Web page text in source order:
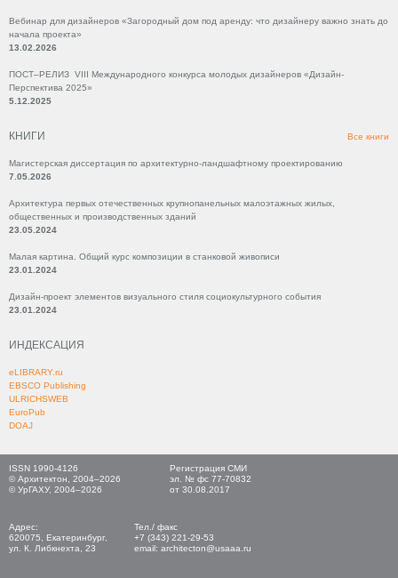
Вебинар для дизайнеров «Загородный дом под аренду: что дизайнеру важно знать до
начала проекта»
13.02.2026
ПОСТ–РЕЛИЗ VIII Международного конкурса молодых дизайнеров «Дизайн-
Перспектива 2025»
5.12.2025
КНИГИ Все книги
Магистерская диссертация по архитектурно-ландшафтному проектированию
7.05.2026
Архитектура первых отечественных крупнопанельных малоэтажных жилых,
общественных и производственных зданий
23.05.2024
Малая картина. Общий курс композиции в станковой живописи
23.01.2024
Дизайн-проект элементов визуального стиля социокультурного события
23.01.2024
ИНДЕКСАЦИЯ
eLIBRARY.ru
EBSCO Publishing
ULRICHSWEB
EuroPub
DOAJ
ISSN 1990-4126
© Архитектон, 2004–2026
© УрГАХУ, 2004–2026
Регистрация СМИ
эл. № фс 77-70832
от 30.08.2017
Адрес:
620075, Екатеринбург,
ул. К. Либкнехта, 23
Тел./ факс
+7 (343) 221-29-53
email: architecton@usaaa.ru